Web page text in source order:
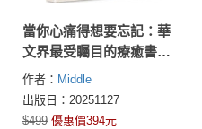
當你心痛得想要忘記：華
文界最受矚目的療癒書寫
者——Middle年度最溫柔
的療癒散文，獻給仍在學
習放下的你
作者： Middle
出版日：20251127
$499 優惠價394元